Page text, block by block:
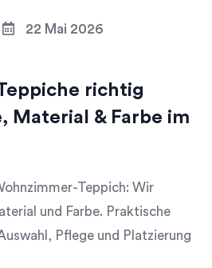
22 Mai 2026
richtig
Material & Farbe im
Teppich: Wir
und Farbe. Praktische
Pflege und Platzierung